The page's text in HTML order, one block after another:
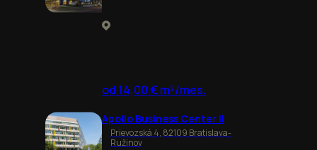
od 14,00 € m²/mes.
Apollo Business Center II
Prievozská 4, 82109 Bratislava-
Ružinov